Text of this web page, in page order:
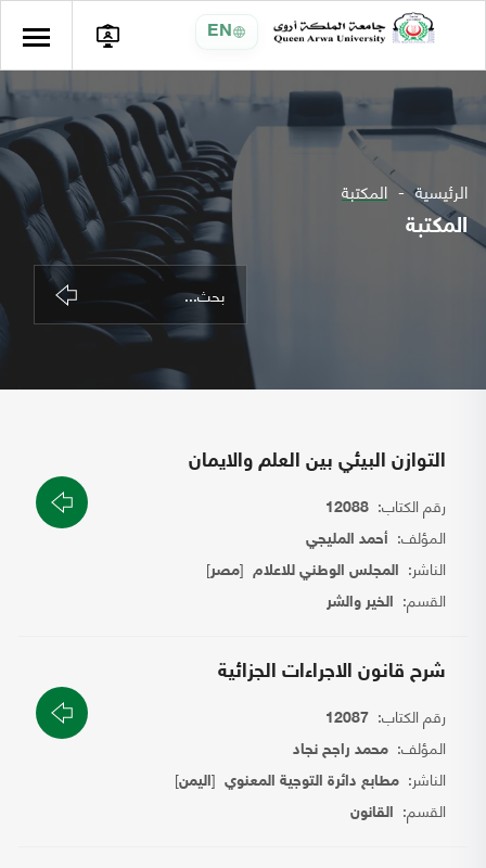
EN
الرئيسية المكتبة
المكتبة
التوازن البيئي بين العلم والايمان
رقم الكتاب: 12088
المؤلف: أحمد المليجي
الناشر: المجلس الوطني للاعلام [مصر]
القسم: الخير والشر
شرح قانون الاجراءات الجزائية
رقم الكتاب: 12087
المؤلف: محمد راجح نجاد
الناشر: مطابع دائرة التوجية المعنوي [اليمن]
القسم: القانون